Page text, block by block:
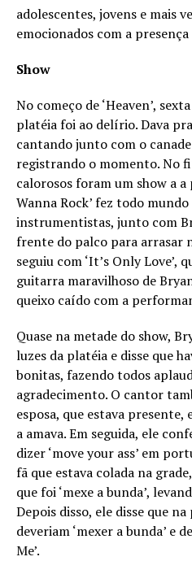
adolescentes, jovens e mais
emocionados com a
Show
No começo de ‘Heaven’,
platéia foi ao delírio. Dava
cantando junto com o
registrando o momento. No
calorosos foram um show a a
Wanna Rock’ fez todo
instrumentistas, junto com
frente do palco para arrasar
seguiu com ‘It’s Only Love’,
guitarra maravilhoso de
queixo caído com a
Quase na metade do show,
luzes da platéia e disse que
bonitas, fazendo todos
agradecimento. O cantor
esposa, que estava presente,
a amava. Em seguida, ele
dizer ‘move your ass’ em
fã que estava colada na
que foi ‘mexe a bunda’,
Depois disso, ele disse que
deveriam ‘mexer a bunda’ e
Me’.